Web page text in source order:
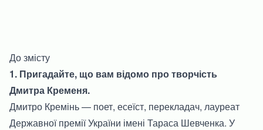
До змісту
1. Пригадайте, що вам відомо про творчість
Дмитра Кременя.
Дмитро Кремінь — поет, есеїст, перекладач, лауреат
Державної премії України імені Тараса Шевченка. У